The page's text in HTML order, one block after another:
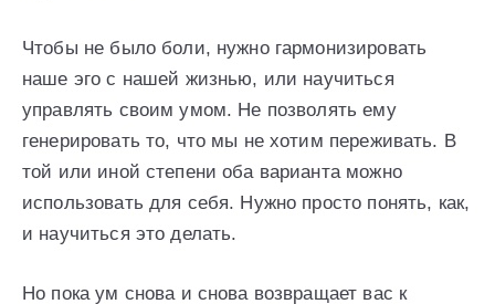
Чтобы не было боли, нужно гармонизировать
наше эго с нашей жизнью, или научиться
управлять своим умом. Не позволять ему
генерировать то, что мы не хотим переживать. В
той или иной степени оба варианта можно
использовать для себя. Нужно просто понять, как,
и научиться это делать.
Но пока ум снова и снова возвращает вас к